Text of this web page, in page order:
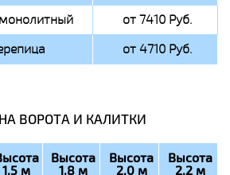
от 7410 Руб.
от 4710 Руб.
ВОРОТА И КАЛИТКИ
1.5 м
Высота
1.8 м
Высота
2.0 м
Высота
2.2 м